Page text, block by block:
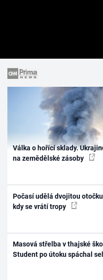
Válka o hořící sklady.
na zemědělské zásoby
Počasí udělá dvojitou
kdy se vrátí tropy
Masová střelba v thajské
Student po útoku spáchal